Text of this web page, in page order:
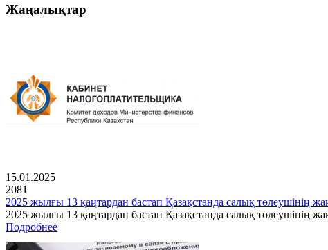
Жаңалықтар
15.01.2025
2081
2025 жылғы 13 қаңтардан бастап Қазақстанда салық төлеушінің
2025 жылғы 13 қаңтардан бастап Қазақстанда салық
Подробнее